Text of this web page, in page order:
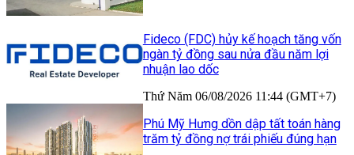
Fideco (FDC) hủy kế hoạch tăng vốn
ngàn tỷ đồng sau nửa đầu năm lợi
nhuận lao dốc
Thứ Năm 06/08/2026 11:44 (GMT+7)
Phú Mỹ Hưng dồn dập tất toán hàng
trăm tỷ đồng nợ trái phiếu đúng hạn